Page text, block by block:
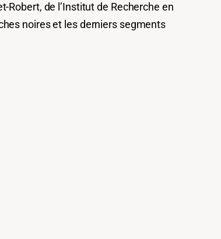
de l’Institut de Recherche en
noires et les derniers segments